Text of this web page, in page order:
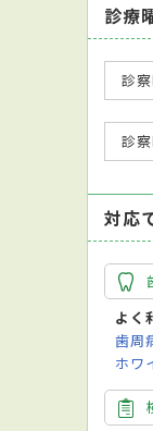
診療
診
診
対応
よく
歯周
ホワ